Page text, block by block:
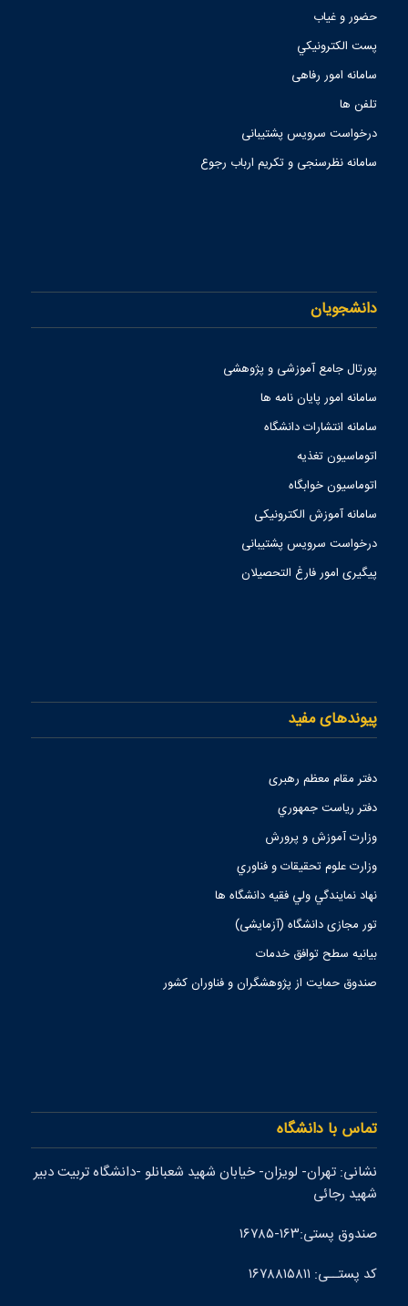
حضور و غیاب
پست الكترونيكي
سامانه امور رفاهی
تلفن ها
درخواست سرویس پشتیبانی
سامانه نظرسنجی و تکریم ارباب رجوع
دانشجویان
پورتال جامع آموزشی و پژوهشی
سامانه امور پایان نامه ها
سامانه انتشارات دانشگاه
اتوماسیون تغذیه
اتوماسیون خوابگاه
سامانه آموزش الکترونیکی
درخواست سرویس پشتیبانی
پیگیری امور فارغ التحصیلان
پیوندهای مفید
دفتر مقام معظم رهبری
دفتر رياست جمهوري
وزارت آموزش و پرورش
وزارت علوم تحقيقات و فناوري
نهاد نمايندگي ولي فقيه دانشگاه ها
تور مجازی دانشگاه (آزمایشی)
بیانیه سطح توافق خدمات
صندوق حمايت از پژوهشگران و فناوران كشور
تماس با دانشگاه
نشانی: تهران- لويزان- خيابان شهيد شعبانلو -دانشگاه تربيت دبير
شهيد رجائی
صندوق پستی:۱۶۳-۱۶۷۸۵
کد پستــی: ۱۶۷۸۸۱۵۸۱۱